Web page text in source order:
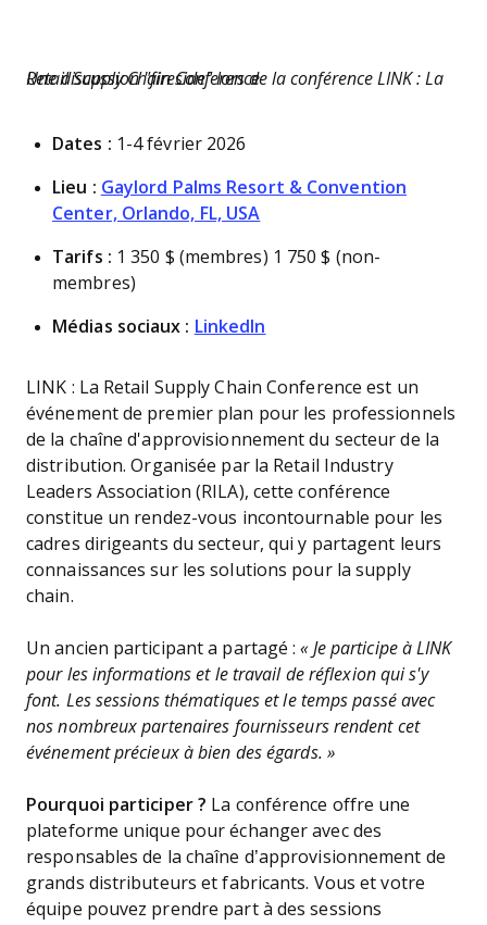
Une discussion "fireside" lors de la conférence LINK : La Retail Supply Chain Conference
Dates : 1-4 février 2026
Lieu : Gaylord Palms Resort & Convention
Center, Orlando, FL, USA
Tarifs : 1 350 $ (membres) 1 750 $ (non-
membres)
Médias sociaux : LinkedIn
LINK : La Retail Supply Chain Conference est un
événement de premier plan pour les professionnels
de la chaîne d'approvisionnement du secteur de la
distribution. Organisée par la Retail Industry
Leaders Association (RILA), cette conférence
constitue un rendez-vous incontournable pour les
cadres dirigeants du secteur, qui y partagent leurs
connaissances sur les solutions pour la supply
chain.
Un ancien participant a partagé :« Je participe à LINK
pour les informations et le travail de réflexion qui s'y
font. Les sessions thématiques et le temps passé avec
nos nombreux partenaires fournisseurs rendent cet
événement précieux à bien des égards. »
Pourquoi participer ? La conférence offre une
plateforme unique pour échanger avec des
responsables de la chaîne d’approvisionnement de
grands distributeurs et fabricants. Vous et votre
équipe pouvez prendre part à des sessions